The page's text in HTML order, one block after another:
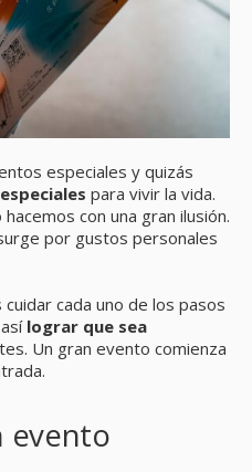
especiales y quizás
para vivir la vida.
con una gran ilusión.
por gustos personales
cada uno de los pasos
lograr que sea
Un gran evento comienza
evento